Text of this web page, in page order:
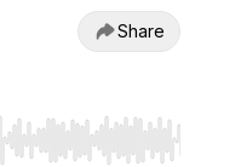
Share
to start or end. Hold